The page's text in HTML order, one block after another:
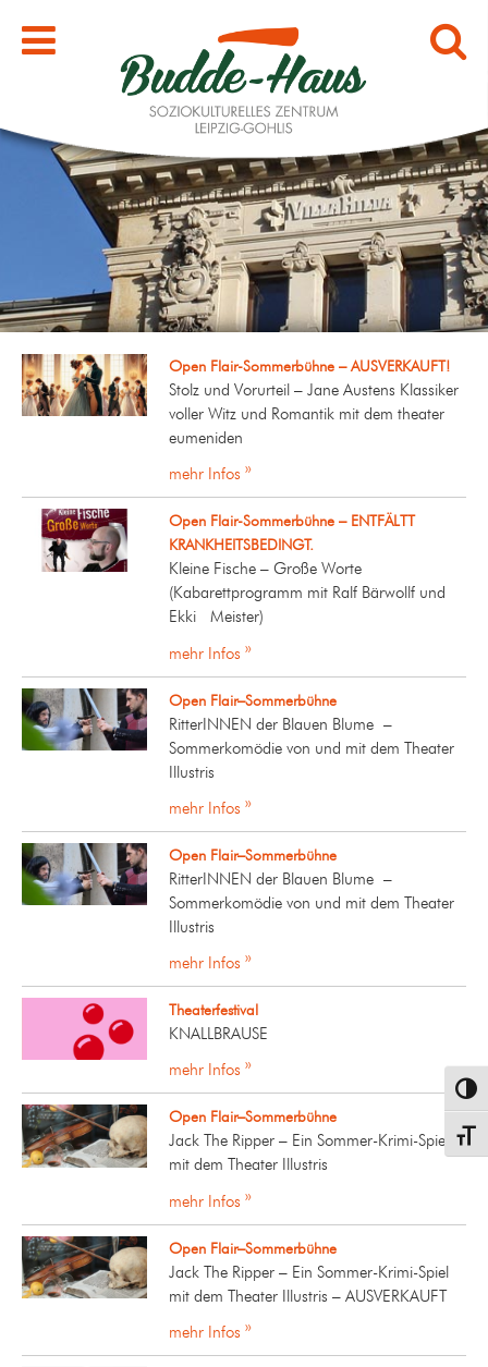
Open Flair-Sommerbühne – AUSVERKAUFT!
Stolz und Vorurteil – Jane Austens Klassiker
voller Witz und Romantik mit dem theater
eumeniden
mehr Infos »
Open Flair-Sommerbühne – ENTFÄLTT
KRANKHEITSBEDINGT.
Kleine Fische – Große Worte
(Kabarettprogramm mit Ralf Bärwollf und
Ekki Meister)
mehr Infos »
Open Flair–Sommerbühne
RitterINNEN der Blauen Blume –
Sommerkomödie von und mit dem Theater
Illustris
mehr Infos »
Open Flair–Sommerbühne
RitterINNEN der Blauen Blume –
Sommerkomödie von und mit dem Theater
Illustris
mehr Infos »
Theaterfestival
KNALLBRAUSE
mehr Infos »
Open Flair–Sommerbühne
Jack The Ripper – Ein Sommer-Krimi-Spiel
mit dem Theater Illustris
mehr Infos »
Open Flair–Sommerbühne
Jack The Ripper – Ein Sommer-Krimi-Spiel
mit dem Theater Illustris – AUSVERKAUFT
mehr Infos »